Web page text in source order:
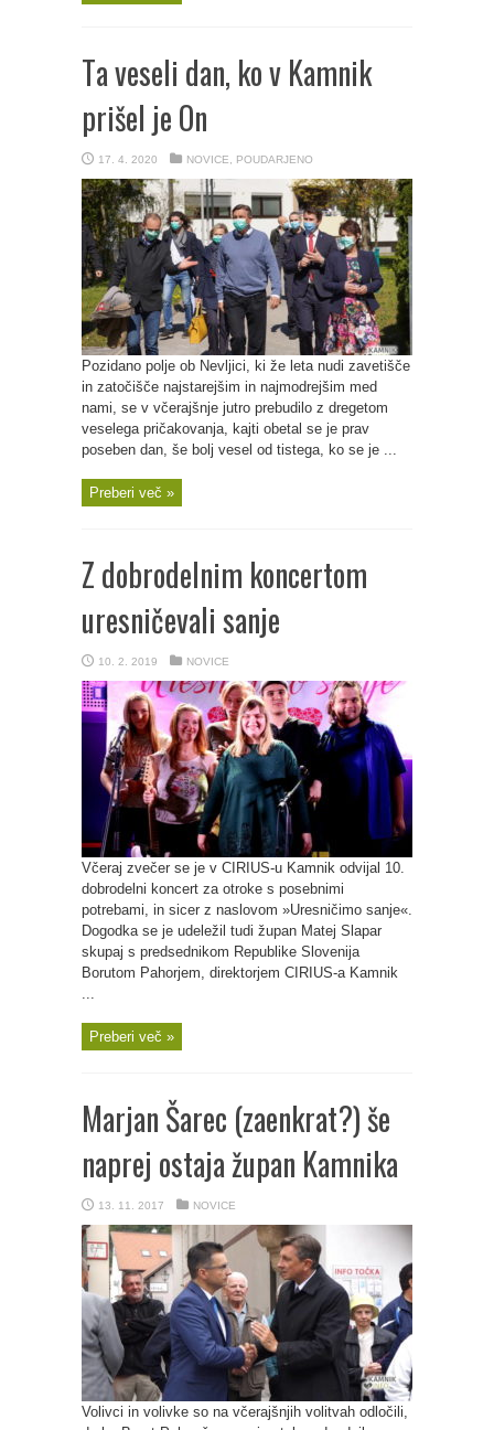
Ta veseli dan, ko v Kamnik
prišel je On
17. 4. 2020 NOVICE POUDARJENO
Pozidano polje ob Nevljici, ki že leta nudi zavetišče
in zatočišče najstarejšim in najmodrejšim med
nami, se v včerajšnje jutro prebudilo z dregetom
veselega pričakovanja, kajti obetal se je prav
poseben dan, še bolj vesel od tistega, ko se je ...
Preberi več »
Z dobrodelnim koncertom
uresničevali sanje
10. 2. 2019 NOVICE
Včeraj zvečer se je v CIRIUS-u Kamnik odvijal 10.
dobrodelni koncert za otroke s posebnimi
potrebami, in sicer z naslovom »Uresničimo sanje«.
Dogodka se je udeležil tudi župan Matej Slapar
skupaj s predsednikom Republike Slovenija
Borutom Pahorjem, direktorjem CIRIUS-a Kamnik
...
Preberi več »
Marjan Šarec (zaenkrat?) še
naprej ostaja župan Kamnika
13. 11. 2017 NOVICE
Volivci in volivke so na včerajšnjih volitvah odločili,